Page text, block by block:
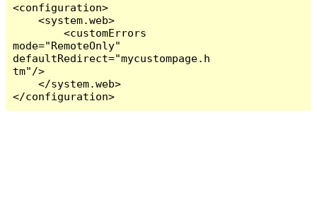
<configuration>
    <system.web>
        <customErrors
mode="RemoteOnly"
defaultRedirect="mycustompage.h
tm"/>
    </system.web>
</configuration>